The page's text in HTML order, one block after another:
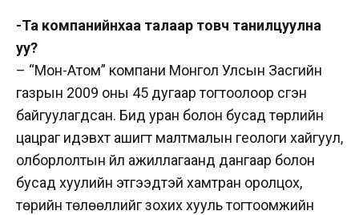
-Та компанийнхаа талаар товч танилцуулна
уу?
– “Мон-Атом” компани Монгол Улсын Засгийн
газрын 2009 оны 45 дугаар тогтоолоор үүсгэн
байгуулагдсан. Бид уран болон бусад төрлийн
цацраг идэвхт ашигт малтмалын геологи хайгуул,
олборлолтын үйл ажиллагаанд дангаар болон
бусад хуулийн этгээдтэй хамтран оролцох,
төрийн төлөөллийг зохих хууль тогтоомжийн